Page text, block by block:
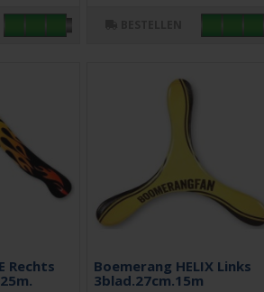
Rechts
Boemerang HELIX Links
3blad.27cm.15m